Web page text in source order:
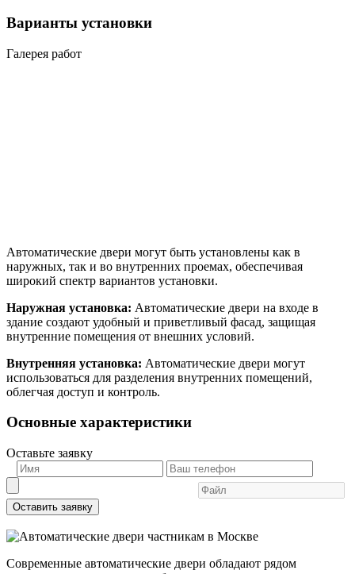
Варианты установки
Галерея работ
Автоматические двери могут быть установлены как в
наружных, так и во внутренних проемах, обеспечивая
широкий спектр вариантов установки.
Наружная установка: Автоматические двери на входе в
здание создают удобный и приветливый фасад, защищая
внутренние помещения от внешних условий.
Внутренняя установка: Автоматические двери могут
использоваться для разделения внутренних помещений,
облегчая доступ и контроль.
Основные характеристики
Оставьте заявку
Оставить заявку
Современные автоматические двери обладают рядом